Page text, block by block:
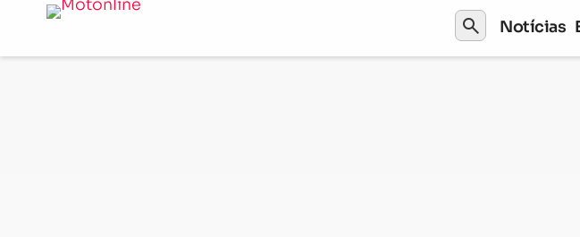
search Notícias
Teste nova V-Strom 1050 XT: a big e trail da Suzuki